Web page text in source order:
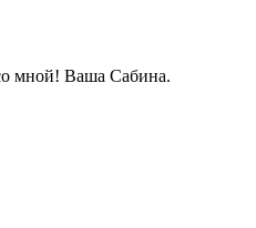
мной! Ваша Сабина.